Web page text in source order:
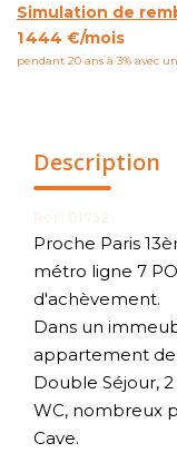
Simulation de
1 444 €/mois
pendant 20 ans à 3% avec
Description
Proche Paris
métro ligne 7
d'achèvement.
Dans un
appartement
Double Séjour,
WC, nombreux
Cave.